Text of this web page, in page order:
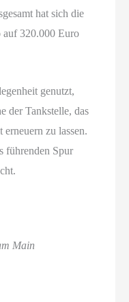
hat sich die
auf 320.000 Euro
genutzt,
der Tankstelle, das
zu lassen.
führenden Spur
Main